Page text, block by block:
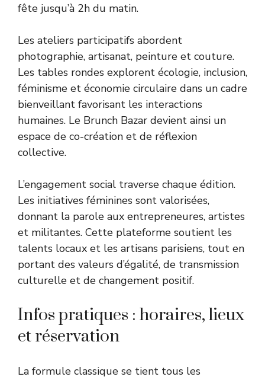
fête jusqu’à 2h du matin.
Les ateliers participatifs abordent
photographie, artisanat, peinture et couture.
Les tables rondes explorent écologie, inclusion,
féminisme et économie circulaire dans un cadre
bienveillant favorisant les interactions
humaines. Le Brunch Bazar devient ainsi un
espace de co-création et de réflexion
collective.
L’engagement social traverse chaque édition.
Les initiatives féminines sont valorisées,
donnant la parole aux entrepreneures, artistes
et militantes. Cette plateforme soutient les
talents locaux et les artisans parisiens, tout en
portant des valeurs d’égalité, de transmission
culturelle et de changement positif.
Infos pratiques : horaires, lieux
et réservation
La formule classique se tient tous les